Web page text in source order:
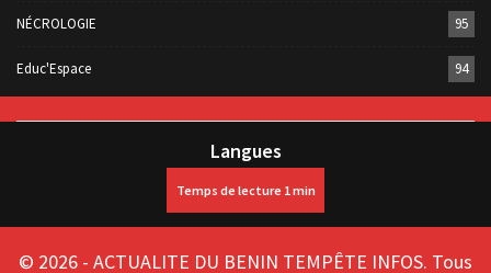
NÉCROLOGIE 95
Educ'Espace 94
Langues
© 2026 - ACTUALITE DU BENIN TEMPÊTE INFOS. Tous